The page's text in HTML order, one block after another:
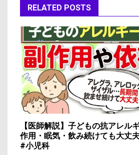
ー
シ
ョ
ン
RELATED POSTS
【医師解説】子どもの抗アレル
作用・眠気・飲み続けても大
#小児科